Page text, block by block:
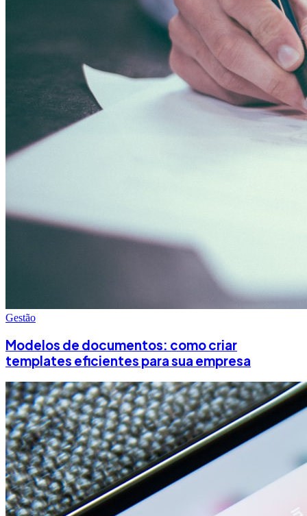
Gestão
Modelos de documentos: como criar
templates eficientes para sua empresa